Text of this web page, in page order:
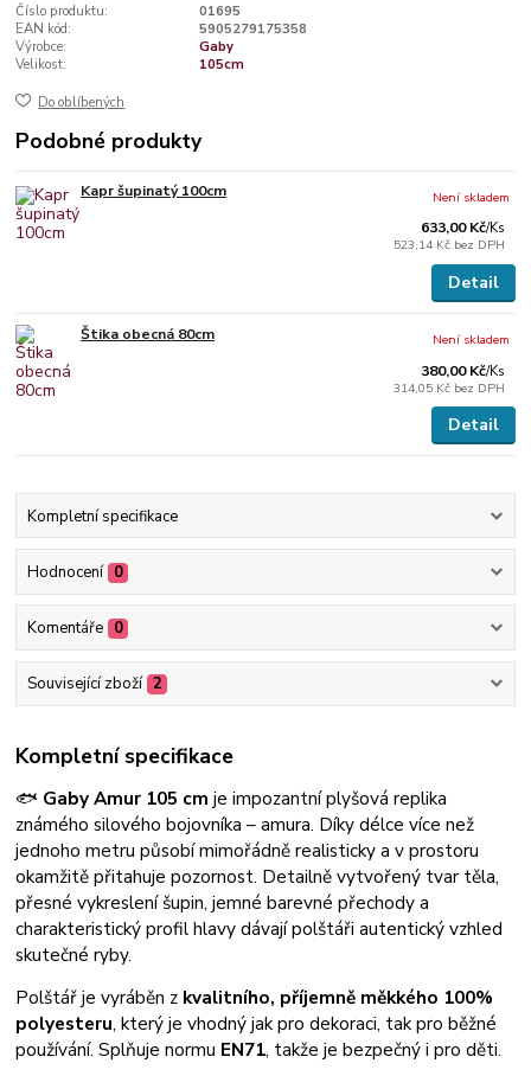
Číslo produktu:
01695
EAN kód:
5905279175358
Výrobce:
Gaby
Velikost:
105cm
Do oblíbených
Podobné produkty
Kapr šupinatý 100cm
633,00 Kč/Ks
523,14 Kč bez DPH
Není skladem
Detail
Štika obecná 80cm
380,00 Kč/Ks
314,05 Kč bez DPH
Není skladem
Detail
Kompletní specifikace
Hodnocení 0
Komentáře 0
Související zboží 2
Kompletní specifikace
🐟 Gaby Amur 105 cm je impozantní plyšová replika
známého silového bojovníka – amura. Díky délce více než
jednoho metru působí mimořádně realisticky a v prostoru
okamžitě přitahuje pozornost. Detailně vytvořený tvar těla,
přesné vykreslení šupin, jemné barevné přechody a
charakteristický profil hlavy dávají polštáři autentický vzhled
skutečné ryby.
Polštář je vyráběn z kvalitního, příjemně měkkého 100%
polyesteru, který je vhodný jak pro dekoraci, tak pro běžné
používání. Splňuje normu EN71, takže je bezpečný i pro děti.